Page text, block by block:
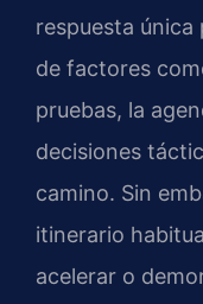
respuesta única
de factores
pruebas, la
decisiones
camino. Sin
itinerario
acelerar o